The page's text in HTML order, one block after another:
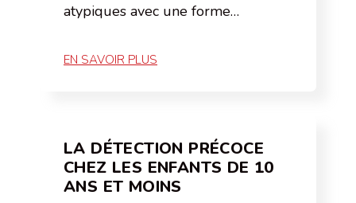
atypiques avec une forme…
EN SAVOIR PLUS
LA DÉTECTION PRÉCOCE
CHEZ LES ENFANTS DE 10
ANS ET MOINS